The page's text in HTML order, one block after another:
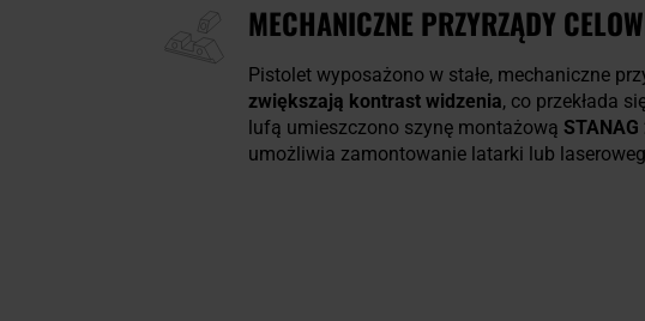
MECHANICZNE PRZYRZĄDY
Pistolet wyposażono w stałe, mechaniczne
zwiększają kontrast widzenia, co przekłada
lufą umieszczono szynę montażową STANAG
umożliwia zamontowanie latarki lub